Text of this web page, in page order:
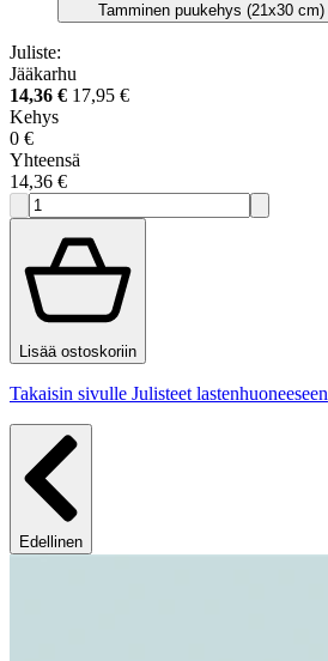
Tamminen puukehys (21x30 cm)
Juliste:
Jääkarhu
14,36 € 17,95 €
Kehys
0 €
Yhteensä
14,36 €
Lisää ostoskoriin
Takaisin sivulle Julisteet lastenhuoneeseen
Edellinen